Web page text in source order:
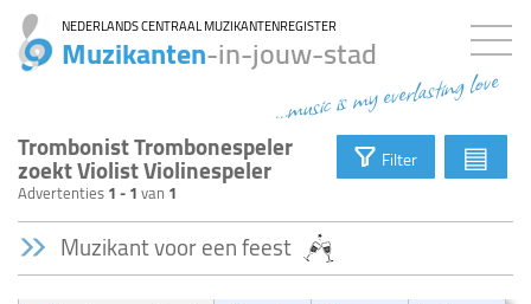
NEDERLANDS CENTRAAL MUZIKANTENREGISTER
Muzikanten-in-jouw-stad
...music is my everlasting love
Trombonist Trombonespeler
zoekt Violist Violinespeler
Advertenties1 - 1van 1
Filter ▤
Muzikant voor een feest